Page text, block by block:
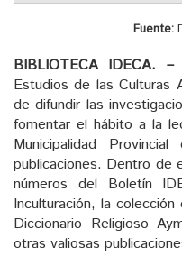
Fuente:
BIBLIOTECA IDECA. –
Estudios de las Culturas
de difundir las
fomentar el hábito a la
Municipalidad
publicaciones. Dentro de
números del Boletín
Inculturación, la
Diccionario Religioso
otras valiosas